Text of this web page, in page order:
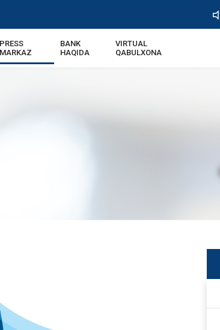
PRESS
MARKAZ
BANK
HAQIDA
VIRTUAL
QABULXONA